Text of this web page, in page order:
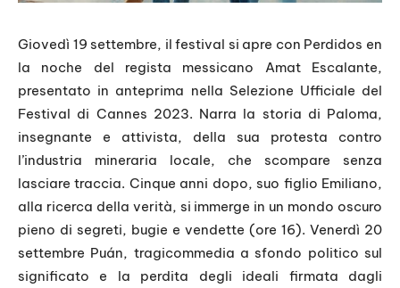
Giovedì 19 settembre, il festival si apre con Perdidos en
la noche del regista messicano Amat Escalante,
presentato in anteprima nella Selezione Ufficiale del
Festival di Cannes 2023. Narra la storia di Paloma,
insegnante e attivista, della sua protesta contro
l’industria mineraria locale, che scompare senza
lasciare traccia. Cinque anni dopo, suo figlio Emiliano,
alla ricerca della verità, si immerge in un mondo oscuro
pieno di segreti, bugie e vendette (ore 16). Venerdì 20
settembre Puán, tragicommedia a sfondo politico sul
significato e la perdita degli ideali firmata dagli